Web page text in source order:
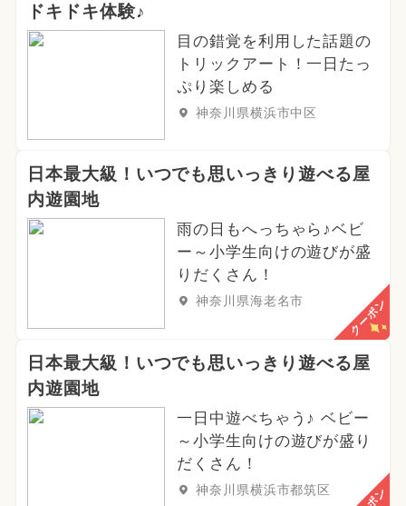
ドキドキ体験♪
目の錯覚を利用した話題の
トリックアート！一日たっ
ぷり楽しめる
神奈川県横浜市中区
日本最大級！いつでも思いっきり遊べる屋
内遊園地
雨の日もへっちゃら♪ベビ
ー～小学生向けの遊びが盛
りだくさん！
神奈川県海老名市 クーポン
日本最大級！いつでも思いっきり遊べる屋
内遊園地
一日中遊べちゃう♪ ベビー
～小学生向けの遊びが盛り
だくさん！
神奈川県横浜市都筑区